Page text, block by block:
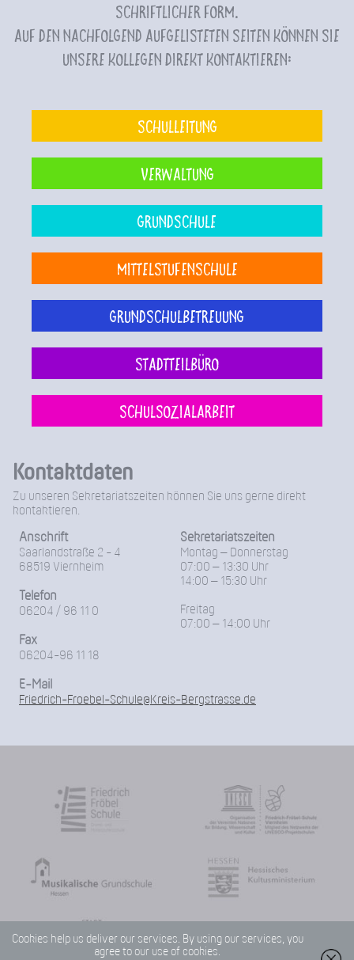
schriftlicher Form.
Auf den nachfolgend aufgelisteten Seiten können Sie
unsere Kollegen direkt kontaktieren:
Schulleitung
Verwaltung
Grundschule
Mittelstufenschule
Grundschulbetreuung
Stadtteilbüro
Schulsozialarbeit
Kontaktdaten
Zu unseren Sekretariatszeiten können Sie uns gerne direkt
kontaktieren.
Anschrift
Saarlandstraße 2 - 4
68519 Viernheim
Telefon
06204 / 96 11 0
Fax
06204-96 11 18
Sekretariatszeiten
Montag – Donnerstag
07:00 – 13:30 Uhr
14:00 – 15:30 Uhr
Freitag
07:00 – 14:00 Uhr
E-Mail
Friedrich-Froebel-Schule@Kreis-Bergstrasse.de
Cookies help us deliver our services. By using our services, you
agree to our use of cookies.